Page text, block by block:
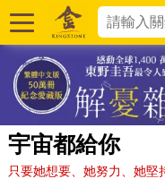
宇宙都給你
只要她想要、她努力、她堅